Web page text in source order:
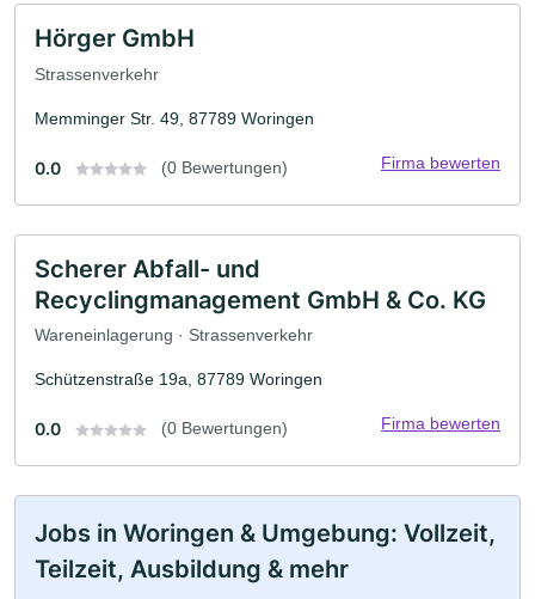
Hörger GmbH
Strassenverkehr
Memminger Str. 49, 87789 Woringen
0.0 (0 Bewertungen) Firma bewerten
Scherer Abfall- und
Recyclingmanagement GmbH & Co. KG
Wareneinlagerung · Strassenverkehr
Schützenstraße 19a, 87789 Woringen
0.0 (0 Bewertungen) Firma bewerten
Jobs in Woringen & Umgebung: Vollzeit,
Teilzeit, Ausbildung & mehr